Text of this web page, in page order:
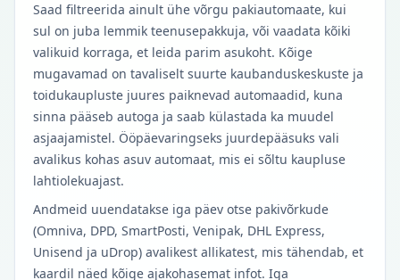
Saad filtreerida ainult ühe võrgu pakiautomaate, kui
sul on juba lemmik teenusepakkuja, või vaadata kõiki
valikuid korraga, et leida parim asukoht. Kõige
mugavamad on tavaliselt suurte kaubanduskeskuste ja
toidukaupluste juures paiknevad automaadid, kuna
sinna pääseb autoga ja saab külastada ka muudel
asjaajamistel. Ööpäevaringseks juurdepääsuks vali
avalikus kohas asuv automaat, mis ei sõltu kaupluse
lahtiolekuajast.
Andmeid uuendatakse iga päev otse pakivõrkude
(Omniva, DPD, SmartPosti, Venipak, DHL Express,
Unisend ja uDrop) avalikest allikatest, mis tähendab, et
kaardil näed kõige ajakohasemat infot. Iga